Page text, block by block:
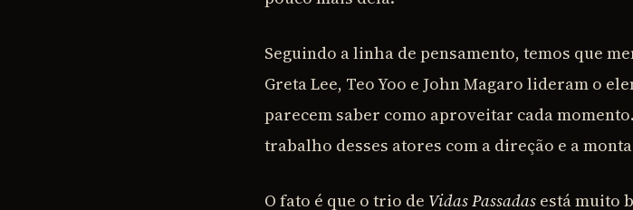
Seguindo a linha de pensamento, temos que
Greta Lee, Teo Yoo e John Magaro lideram o
parecem saber como aproveitar cada
trabalho desses atores com a direção e a
O fato é que o trio de Vidas Passadas está muito